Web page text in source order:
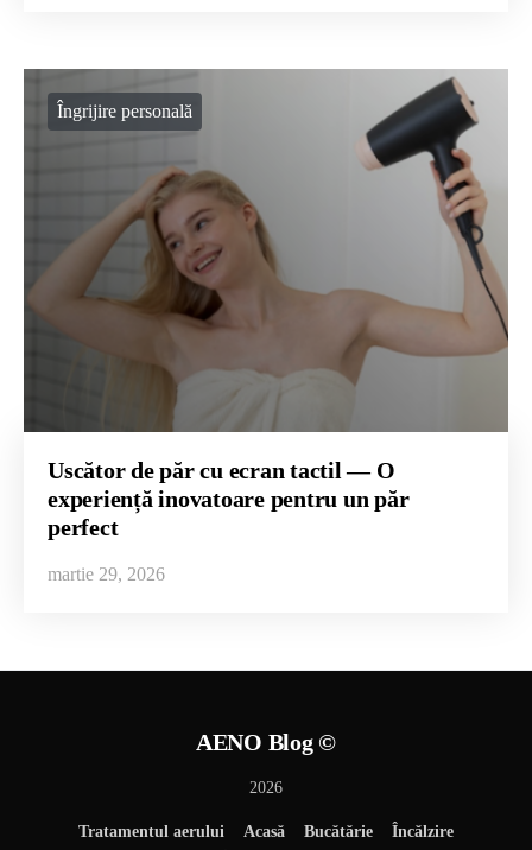
Îngrijire personală
Uscător de păr cu ecran tactil — O
experiență inovatoare pentru un păr
perfect
martie 29, 2026
Tratamentul aerului Acasă Bucătărie
Încălzire
AENO Blog ©
2026